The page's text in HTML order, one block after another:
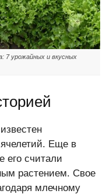
7 урожайных и вкусных
Еще в
его считали
растением. Свое
млечному